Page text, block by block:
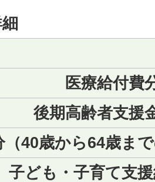
医療給付費
後期高齢者支援
（40歳から64歳ま
子ども・子育て支